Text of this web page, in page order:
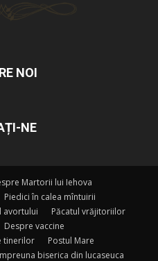
NOI
NE
Martorii lui Iehova
Piedici în calea mîntuirii
avortului
Păcatul vrăjitoriilor
Despre vaccine
tinerilor
Postul Mare
biserica din lucaseuca